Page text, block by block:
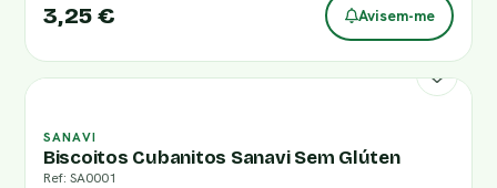
3,25 € Avisem-me
SANAVI
Biscoitos Cubanitos Sanavi Sem Glúten
Ref: SA0001